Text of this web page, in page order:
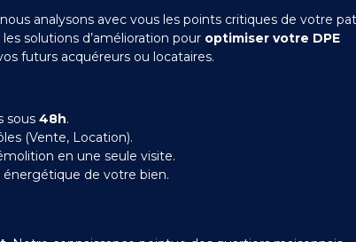
analysons avec vous les points critiques de votre
solutions d’amélioration pour optimiser votre DPE
futurs acquéreurs ou locataires.
sous 48h.
(Vente, Location).
en une seule visite.
de votre bien.